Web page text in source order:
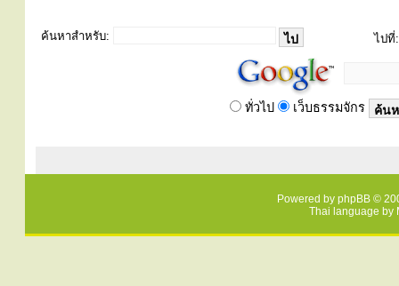
ค้นหาสำหรับ: ไปที่:
ทั่วไป เว็บธรรมจักร
Powered by phpBB ©
Thai language by